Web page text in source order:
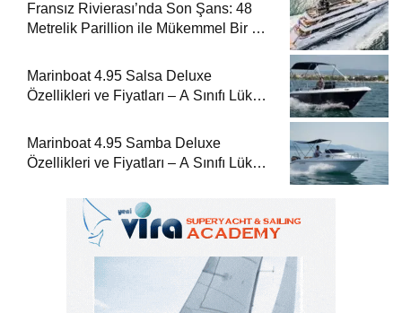
Fransız Rivierası’nda Son Şans: 48
Metrelik Parillion ile Mükemmel Bir Yat
Marinboat 4.95 Salsa Deluxe
Özellikleri ve Fiyatları – A Sınıfı Lüks
Marinboat 4.95 Samba Deluxe
Özellikleri ve Fiyatları – A Sınıfı Lüks